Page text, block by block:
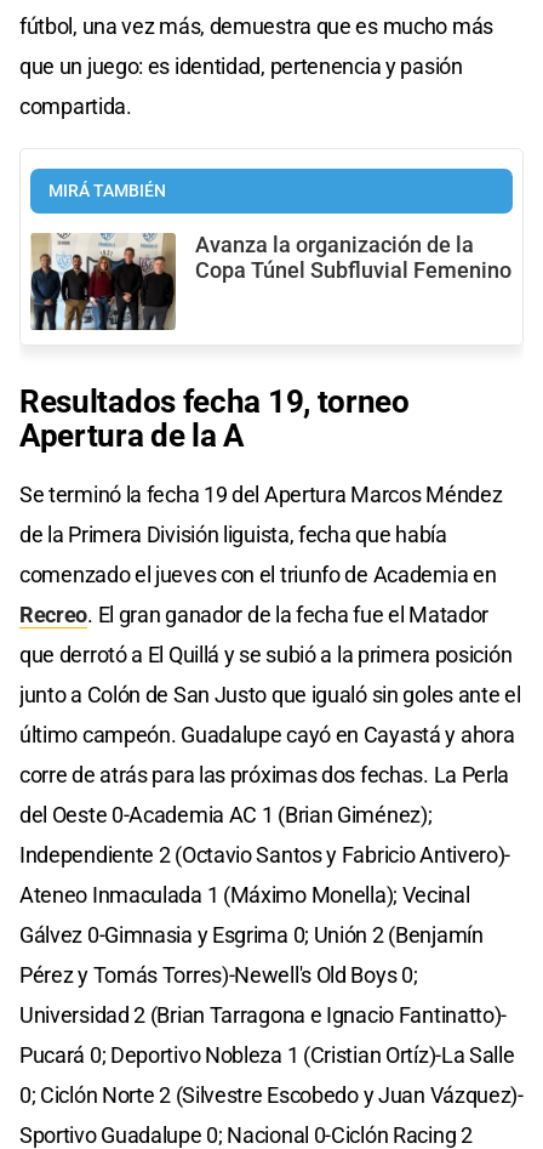
fútbol, una vez más, demuestra que es mucho más
que un juego: es identidad, pertenencia y pasión
compartida.
MIRÁ TAMBIÉN
Avanza la organización de la
Copa Túnel Subfluvial Femenino
Resultados fecha 19, torneo
Apertura de la A
Se terminó la fecha 19 del Apertura Marcos Méndez
de la Primera División liguista, fecha que había
comenzado el jueves con el triunfo de Academia en
Recreo. El gran ganador de la fecha fue el Matador
que derrotó a El Quillá y se subió a la primera posición
junto a Colón de San Justo que igualó sin goles ante el
último campeón. Guadalupe cayó en Cayastá y ahora
corre de atrás para las próximas dos fechas. La Perla
del Oeste 0-Academia AC 1 (Brian Giménez);
Independiente 2 (Octavio Santos y Fabricio Antivero)-
Ateneo Inmaculada 1 (Máximo Monella); Vecinal
Gálvez 0-Gimnasia y Esgrima 0; Unión 2 (Benjamín
Pérez y Tomás Torres)-Newell's Old Boys 0;
Universidad 2 (Brian Tarragona e Ignacio Fantinatto)-
Pucará 0; Deportivo Nobleza 1 (Cristian Ortíz)-La Salle
0; Ciclón Norte 2 (Silvestre Escobedo y Juan Vázquez)-
Sportivo Guadalupe 0; Nacional 0-Ciclón Racing 2